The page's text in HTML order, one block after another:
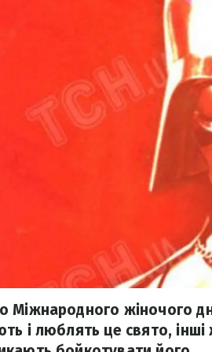
Міжнародного жіночого
і люблять це свято,